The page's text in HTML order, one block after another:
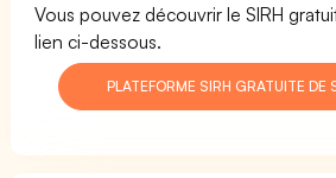
Vous pouvez découvrir le SIRH
lien ci-dessous.
PLATEFORME SIRH GRATUITE DE